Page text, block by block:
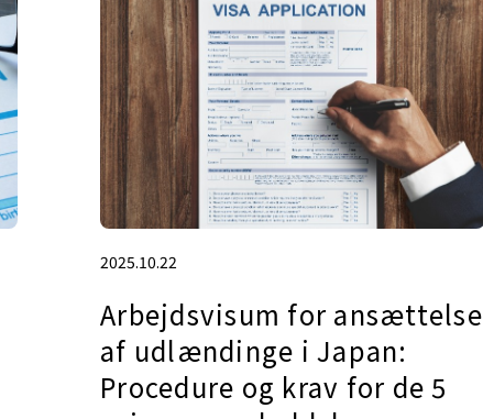
2025.10.22
Arbejdsvisum for ansættelse
af udlændinge i Japan:
Procedure og krav for de 5